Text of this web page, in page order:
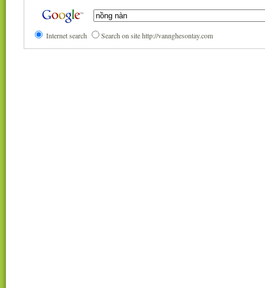
Internet search Search on site http://vannghesontay.com